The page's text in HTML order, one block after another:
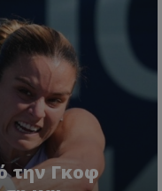
την Γκοφ